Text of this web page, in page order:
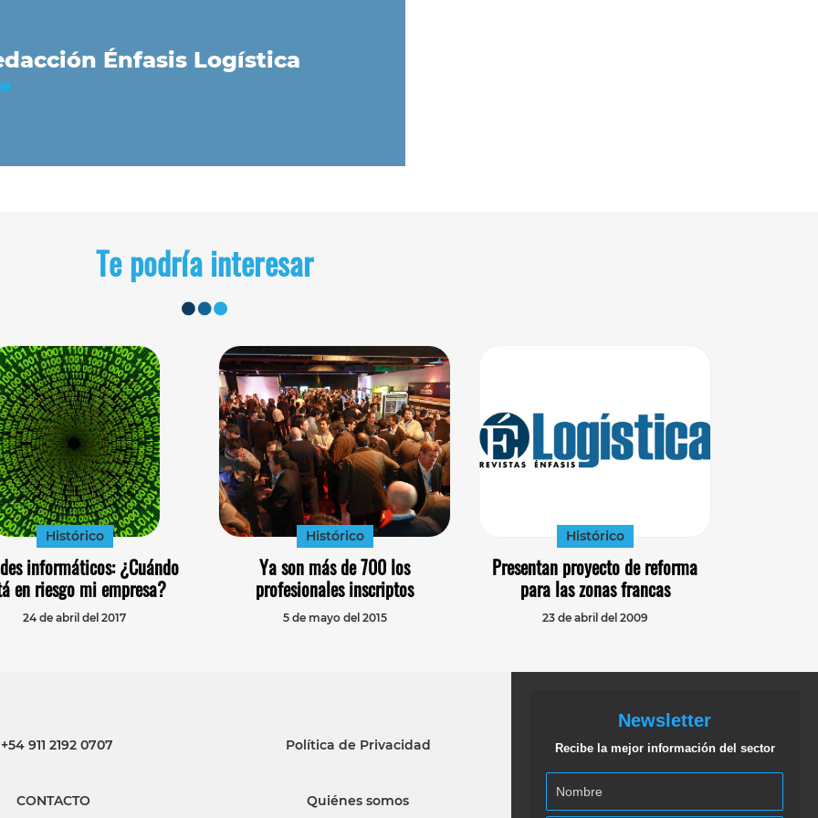
Énfasis Logística
Te podría interesar
Histórico
informáticos: ¿Cuándo
en riesgo mi empresa?
24 de abril del 2017
Histórico
Ya son más de 700 los
profesionales inscriptos
5 de mayo del 2015
Histórico
Presentan proyecto de reforma
para las zonas francas
23 de abril del 2009
911 2192 0707
CONTACTO
Política de Privacidad
Quiénes somos
Newsletter
Recibe la mejor información del sector